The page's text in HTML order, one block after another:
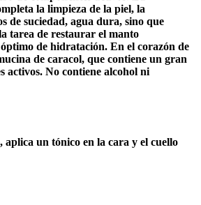
la limpieza de la piel, la
de suciedad, agua dura, sino que
tarea de restaurar el manto
de hidratación. En el corazón de
de caracol, que contiene un gran
activos. No contiene alcohol ni
aplica un tónico en la cara y el cuello